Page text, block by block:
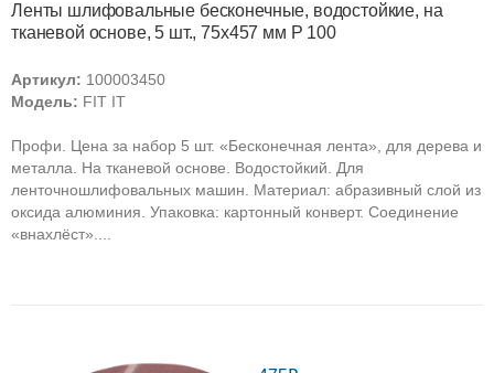
Ленты шлифовальные бесконечные, водостойкие, на
тканевой основе, 5 шт., 75х457 мм Р 100
Артикул: 100003450
Модель: FIT IT
Профи. Цена за набор 5 шт. «Бесконечная лента», для дерева и
металла. На тканевой основе. Водостойкий. Для
ленточношлифовальных машин. Материал: абразивный слой из
оксида алюминия. Упаковка: картонный конверт. Соединение
«внахлёст»....